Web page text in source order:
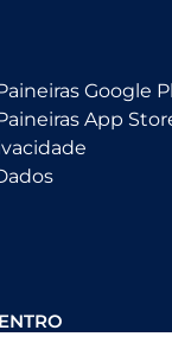
Google
App